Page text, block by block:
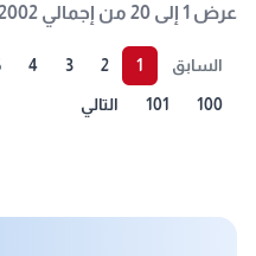
عرض 1 إلى 20 من إجمالي 2002 نتيجة
السابق 1
2
3
4
100
101 التالي